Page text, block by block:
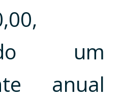
um
anual